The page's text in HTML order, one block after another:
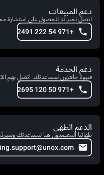
دعم المبيعات
اتصل بخبرائنا للحصول على استشارة
+971 54 222 2491
دعم الخدمة
فنيونا جاهزون لمساعدتك. اتصل بهم
+971 50 120 2695
الدعم الطهي
طهاتنا المعتمدون هنا لمساعدتك